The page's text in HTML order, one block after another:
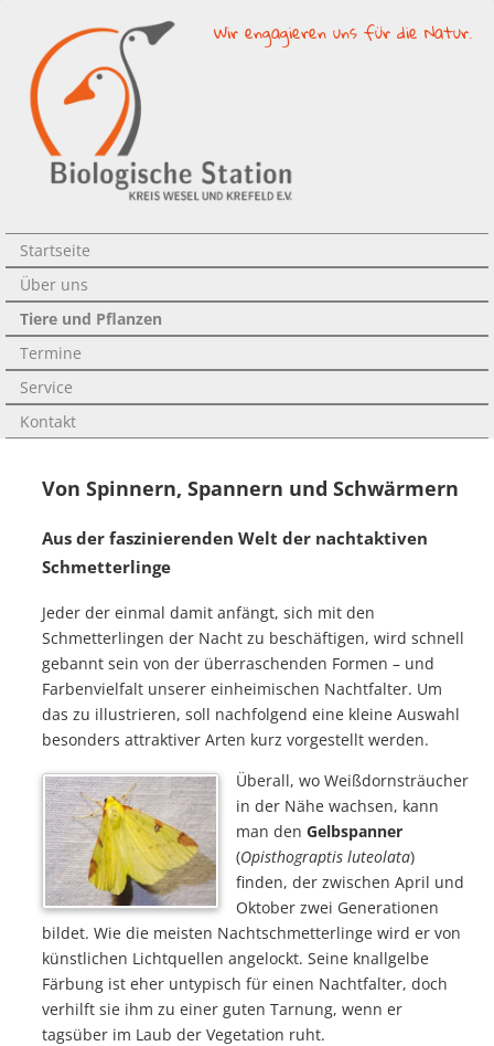
Wir engagieren uns für die Natur.
Startseite
Über uns
Tiere und Pflanzen
Termine
Service
Kontakt
Von Spinnern, Spannern und Schwärmern
Aus der faszinierenden Welt der nachtaktiven
Schmetterlinge
Jeder der einmal damit anfängt, sich mit den
Schmetterlingen der Nacht zu beschäftigen, wird schnell
gebannt sein von der überraschenden Formen – und
Farbenvielfalt unserer einheimischen Nachtfalter. Um
das zu illustrieren, soll nachfolgend eine kleine Auswahl
besonders attraktiver Arten kurz vorgestellt werden.
Überall, wo Weißdornsträucher
in der Nähe wachsen, kann
man den Gelbspanner
(Opisthograptis luteolata)
finden, der zwischen April und
Oktober zwei Generationen
bildet. Wie die meisten Nachtschmetterlinge wird er von
künstlichen Lichtquellen angelockt. Seine knallgelbe
Färbung ist eher untypisch für einen Nachtfalter, doch
verhilft sie ihm zu einer guten Tarnung, wenn er
tagsüber im Laub der Vegetation ruht.